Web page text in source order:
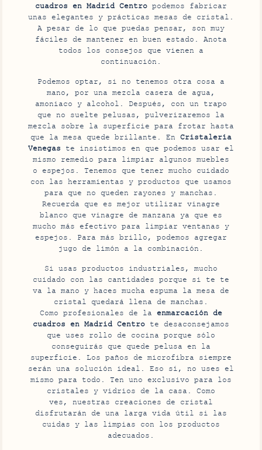
cuadros en Madrid Centro podemos fabricar
unas elegantes y prácticas mesas de cristal.
A pesar de lo que puedas pensar, son muy
fáciles de mantener en buen estado. Anota
todos los consejos que vienen a
continuación.
Podemos optar, si no tenemos otra cosa a
mano, por una mezcla casera de agua,
amoniaco y alcohol. Después, con un trapo
que no suelte pelusas, pulverizaremos la
mezcla sobre la superficie para frotar hasta
que la mesa quede brillante. En Cristalería
Venegas te insistimos en que podemos usar el
mismo remedio para limpiar algunos muebles
o espejos. Tenemos que tener mucho cuidado
con las herramientas y productos que usamos
para que no queden rayones y manchas.
Recuerda que es mejor utilizar vinagre
blanco que vinagre de manzana ya que es
mucho más efectivo para limpiar ventanas y
espejos. Para más brillo, podemos agregar
jugo de limón a la combinación.
Si usas productos industriales, mucho
cuidado con las cantidades porque si te te
va la mano y haces mucha espuma la mesa de
cristal quedará llena de manchas.
Como profesionales de la enmarcación de
cuadros en Madrid Centro te desaconsejamos
que uses rollo de cocina porque sólo
conseguirás que quede pelusa en la
superficie. Los paños de microfibra siempre
serán una solución ideal. Eso sí, no uses el
mismo para todo. Ten uno exclusivo para los
cristales y vidrios de la casa. Como
ves, nuestras creaciones de cristal
disfrutarán de una larga vida útil si las
cuidas y las limpias con los productos
adecuados.